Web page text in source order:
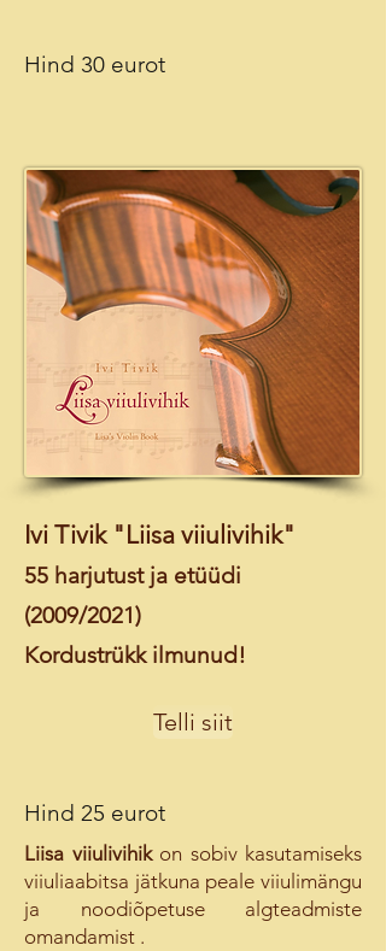
Hind 30 eurot
Ivi Tivik "Liisa viiulivihik"
55 harjutust ja etüüdi
(2009/2021)
Kordustrükk ilmunud!
Telli siit
Hind 25 eurot
Liisa viiulivihikon sobiv kasutamiseks
viiuliaabitsa jätkuna peale viiulimängu
ja noodiõpetuse algteadmiste
omandamist .